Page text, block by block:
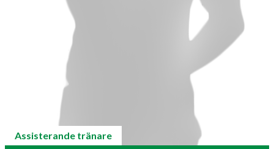
Assisterande tränare